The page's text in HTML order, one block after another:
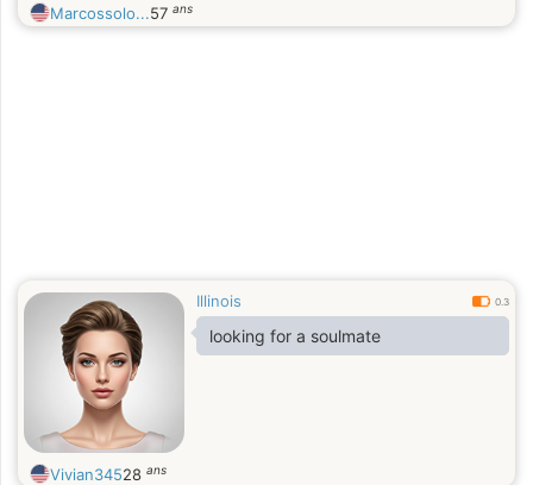
Marcossolo...57 ans
Illinois 0.3
looking for a soulmate
Vivian34528 ans